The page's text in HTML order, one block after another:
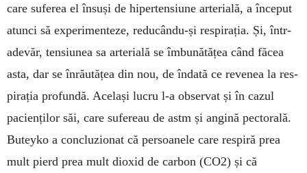
care suferea el însuși de hiper­ten­siune arterială, a început
atunci să experi­menteze, redu­cân­du-și respirația. Și, într-
adevăr, ten­siunea sa arterială se îmbu­nătățea când făcea
asta, dar se înrăutățea din nou, de în­dată ce revenea la res­
pirația profundă. Ace­lași lucru l-a observat și în cazul
pacienților săi, care su­fereau de astm și an­gină pectorală.
Buteyko a con­cluzionat că per­soa­nele care res­piră prea
mult pierd prea mult dioxid de carbon (CO2) și că